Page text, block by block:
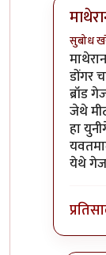
सुबोध
In
डोंगर
ब्रॉड
जेथे
हा
येथे